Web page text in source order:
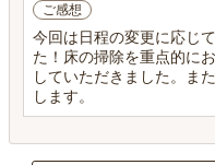
ご感想
今回は日程の変更に応じ
た！床の掃除を重点的に
していただきました。ま
します。